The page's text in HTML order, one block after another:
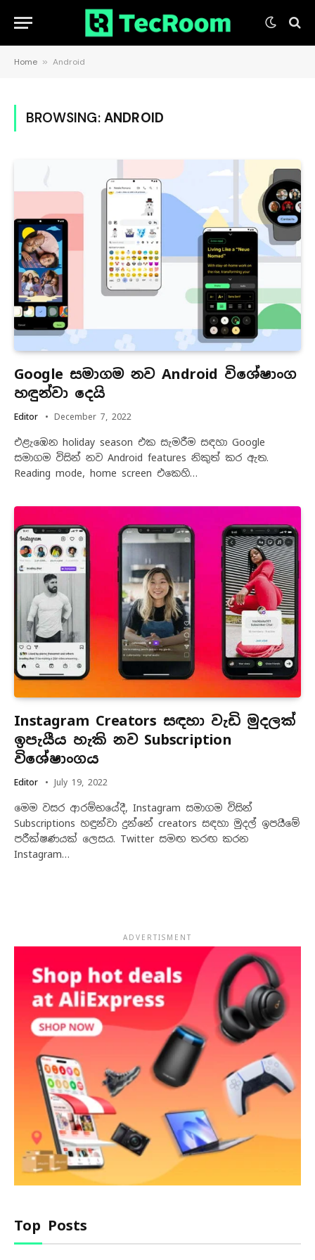
Home » Android
BROWSING: ANDROID
Google සමාගම නව Android විශේෂාංග
හඳුන්වා දෙයි
Editor December 7, 2022
එළැඹෙන holiday season එක සැමරීම සඳහා Google
සමාගම විසින් නව Android features නිකුත් කර ඇත.
Reading mode, home screen එකෙහි…
Instagram Creators සඳහා වැඩි මුදලක්
ඉපැයීය හැකි නව Subscription
විශේෂාංගය
Editor July 19, 2022
මෙම වසර ආරම්භයේදී, Instagram සමාගම විසින්
Subscriptions හඳුන්වා දුන්නේ creators සඳහා මුදල් ඉපයීමේ
පරීක්ෂණයක් ලෙසය. Twitter සමඟ තරඟ කරන
Instagram…
ADVERTISMENT
Top Posts